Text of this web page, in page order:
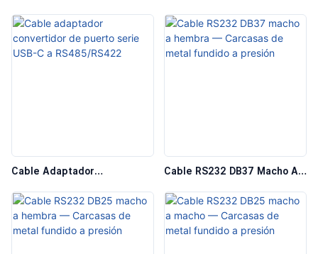
Conmutador De Red Y
Enrutador
Cable Adaptador
USB-C A RS485/RS422
Cable RS232 DB37 Macho A
Metal Fundido A Presión